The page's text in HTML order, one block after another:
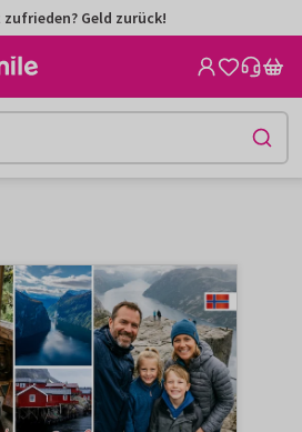
Geld zurück!